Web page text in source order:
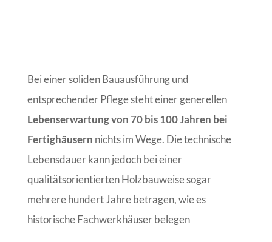
Bei einer soliden Bauausführung und
entsprechender Pflege steht einer generellen
Lebenserwartung von 70 bis 100 Jahren bei
Fertighäusern nichts im Wege. Die technische
Lebensdauer kann jedoch bei einer
qualitätsorientierten Holzbauweise sogar
mehrere hundert Jahre betragen, wie es
historische Fachwerkhäuser belegen